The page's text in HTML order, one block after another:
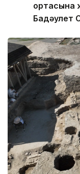
ортасына
Бағдәулет